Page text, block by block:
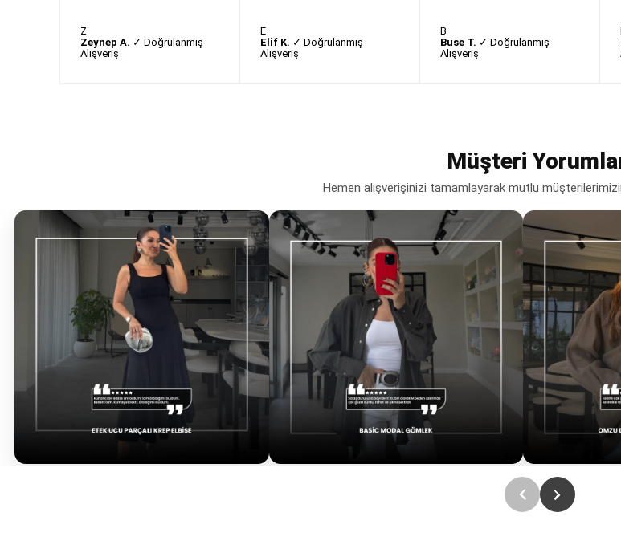
Z
Zeynep A. ✓ Doğrulanmış
Alışveriş
E
Elif K. ✓ Doğrulanmış
Alışveriş
B
Buse T. ✓ Doğrulanmış
Alışveriş
Müşteri
Hemen alışverişinizi tamamlayarak mutlu